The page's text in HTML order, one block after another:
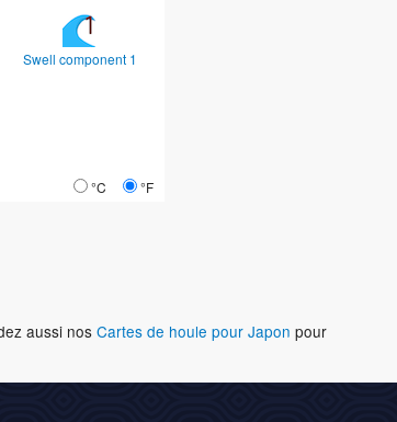
Swell component 1
°C °F
aussi nos Cartes de houle pour Japon pour